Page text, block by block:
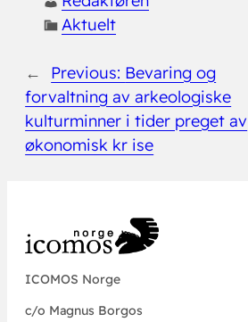
Aktuelt
← Previous: Bevaring og
forvaltning av arkeologiske
kulturminner i tider preget av
økonomisk kr ise
ICOMOS Norge
c/o Magnus Borgos